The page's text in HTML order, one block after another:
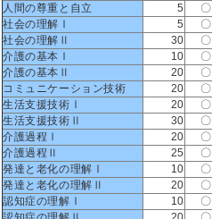
人間の尊重と自立
5 〇
社会の理解Ⅰ 5 〇
社会の理解Ⅱ
30 〇
介護の基本Ⅰ
10 〇
介護の基本Ⅱ
20 〇
コミュニケーション技術
20 〇
生活支援技術Ⅰ
20 〇
生活支援技術Ⅱ
30 〇
介護過程Ⅰ
20 〇
介護過程Ⅱ
25 〇
発達と老化の理解Ⅰ
10 〇
発達と老化の理解Ⅱ
20 〇
認知症の理解Ⅰ
10 〇